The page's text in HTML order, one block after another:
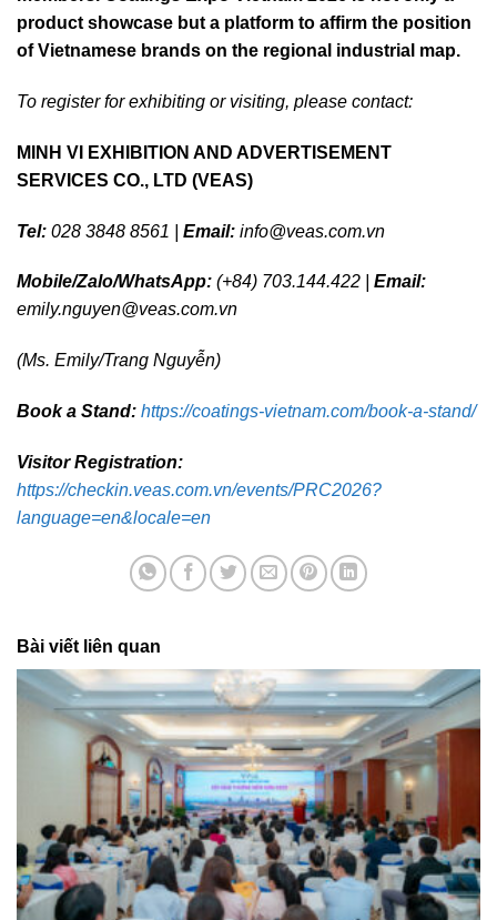
product showcase but a platform to affirm the position
of Vietnamese brands on the regional industrial map.
To register for exhibiting or visiting, please contact:
MINH VI EXHIBITION AND ADVERTISEMENT
SERVICES CO., LTD (VEAS)
Tel: 028 3848 8561 | Email: info@veas.com.vn
Mobile/Zalo/WhatsApp: (+84) 703.144.422 | Email:
emily.nguyen@veas.com.vn
(Ms. Emily/Trang Nguyễn)
Book a Stand: https://coatings-vietnam.com/book-a-stand/
Visitor Registration:
https://checkin.veas.com.vn/events/PRC2026?
language=en&locale=en
Bài viết liên quan